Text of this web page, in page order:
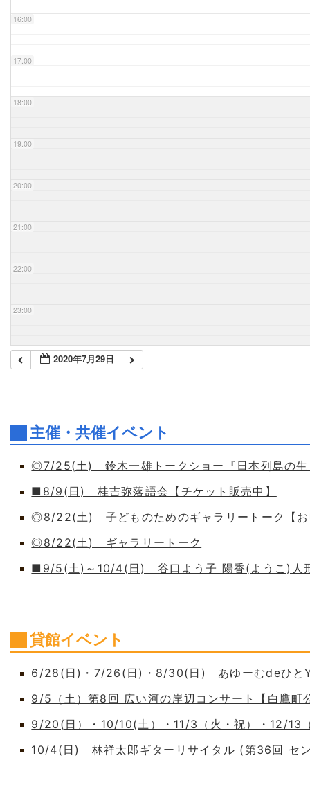
16:00
17:00
18:00
19:00
20:00
21:00
22:00
23:00
2020年7月29日
主催・共催イベント
◎7/25(土) 鈴木一雄トークショー『日本列島の生
■8/9(日) 桂吉弥落語会【チケット販売中】
◎8/22(土) 子どものためのギャラリートーク【お
◎8/22(土) ギャラリートーク
■9/5(土)～10/4(日) 谷口よう子 陽香(ようこ)人
貸館イベント
6/28(日)・7/26(日)・8/30(日) あゆーむdeひと
9/5（土）第8回 広い河の岸辺コンサート【白鷹町
9/20(日）・10/10(土）・11/3（火・祝）・12/
10/4(日) 林祥太郎ギターリサイタル (第36回 セ